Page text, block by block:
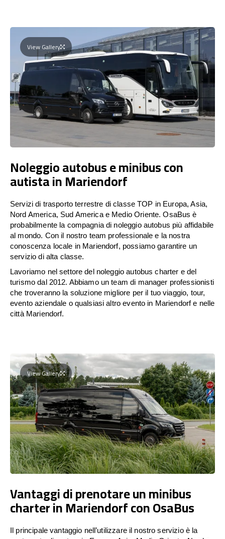
View Gallery
Noleggio autobus e minibus con
autista in Mariendorf
Servizi di trasporto terrestre di classe TOP in Europa, Asia,
Nord America, Sud America e Medio Oriente. OsaBus è
probabilmente la compagnia di noleggio autobus più affidabile
al mondo. Con il nostro team professionale e la nostra
conoscenza locale in Mariendorf, possiamo garantire un
servizio di alta classe.
Lavoriamo nel settore del noleggio autobus charter e del
turismo dal 2012. Abbiamo un team di manager professionisti
che troveranno la soluzione migliore per il tuo viaggio, tour,
evento aziendale o qualsiasi altro evento in Mariendorf e nelle
città Mariendorf.
View Gallery
Vantaggi di prenotare un minibus
charter in Mariendorf con OsaBus
Il principale vantaggio nell’utilizzare il nostro servizio è la